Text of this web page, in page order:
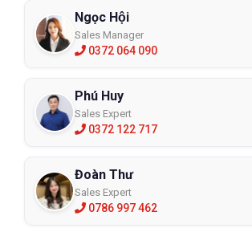
Ngọc Hội
Sales Manager
0372 064 090
Phú Huy
Sales Expert
0372 122 717
Đoàn Thư
Sales Expert
0786 997 462